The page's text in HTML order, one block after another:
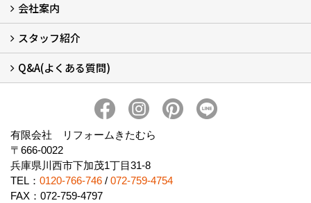
窓リフォームについて (5)
・内窓設置-LIXILインプラス
・内窓設置-AGCまどまど
・窓交換
・エコガラス交換
・防犯・防災ガラス交換
会社案内
会社概要 (2)
ブログ
アクセス
施工エリア
施工までの流れ
SNSインフォメーション
チャット機能
オンライン打合わせ
補助金について (2)
スタッフ紹介
スタッフ紹介
Q&A(よくある質問)
有限会社 リフォームきたむら
〒666-0022
兵庫県川西市下加茂1丁目31-8
TEL： 0120-766-746 / 072-759-4754
FAX：072-759-4797